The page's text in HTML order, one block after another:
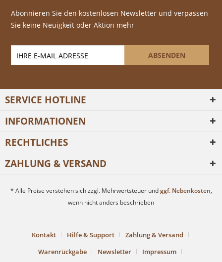
Abonnieren Sie den kostenlosen Newsletter und verpassen
Sie keine Neuigkeit oder Aktion mehr
ABSENDEN
SERVICE HOTLINE
INFORMATIONEN
RECHTLICHES
ZAHLUNG & VERSAND
* Alle Preise verstehen sich zzgl. Mehrwertsteuer undggf. Nebenkosten,
wenn nicht anders beschrieben
Kontakt Hilfe & Support
Zahlung & Versand
Warenrückgabe
Newsletter Impressum